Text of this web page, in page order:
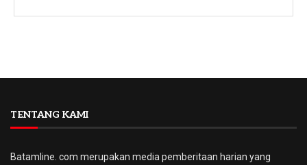
TENTANG KAMI
Batamline. com merupakan media pemberitaan harian yang